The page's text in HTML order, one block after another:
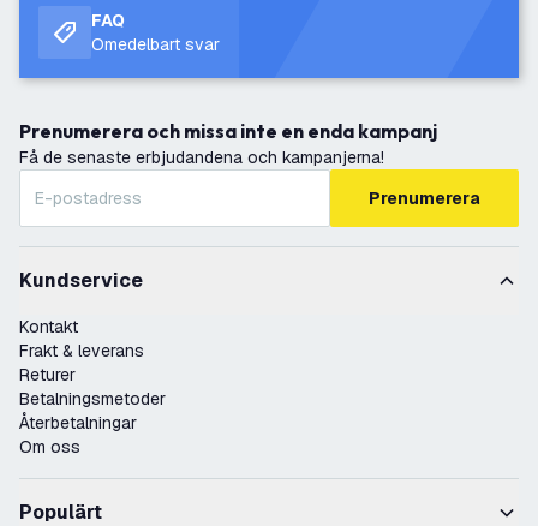
FAQ
Omedelbart svar
Prenumerera och missa inte en enda kampanj
Få de senaste erbjudandena och kampanjerna!
Prenumerera
Kundservice
Kontakt
Frakt & leverans
Returer
Betalningsmetoder
Återbetalningar
Om oss
Populärt